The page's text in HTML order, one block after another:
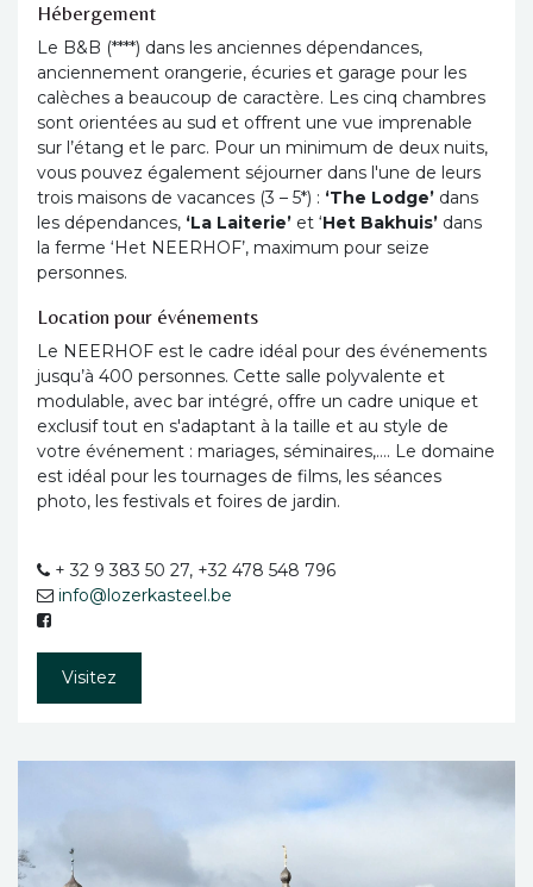
Hébergement
Le B&B (****) dans les anciennes dépendances,
anciennement orangerie, écuries et garage pour les
calèches a beaucoup de caractère. Les cinq chambres
sont orientées au sud et offrent une vue imprenable
sur l’étang et le parc. Pour un minimum de deux nuits,
vous pouvez également séjourner dans l'une de leurs
trois maisons de vacances (3 – 5*) : ‘The Lodge’ dans
les dépendances, ‘La Laiterie’ et ‘Het Bakhuis’ dans
la ferme ‘Het NEERHOF’, maximum pour seize
personnes.
Location pour événements
Le NEERHOF est le cadre idéal pour des événements
jusqu’à 400 personnes. Cette salle polyvalente et
modulable, avec bar intégré, offre un cadre unique et
exclusif tout en s'adaptant à la taille et au style de
votre événement : mariages, séminaires,…. Le domaine
est idéal pour les tournages de films, les séances
photo, les festivals et foires de jardin.
+ 32 9 383 50 27, +32 478 548 796
info@lozerkasteel.be
Visitez